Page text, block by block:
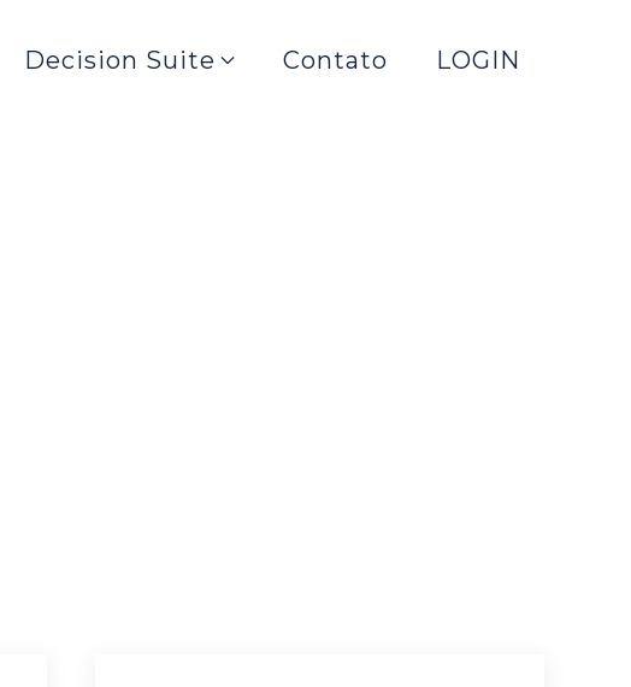
Decision Suite Contato LOGIN